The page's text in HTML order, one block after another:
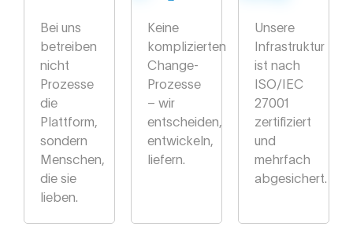
Bei uns
betreiben
nicht
Prozesse
die
Plattform,
sondern
Menschen,
die sie
lieben.
Keine
komplizierten
Change-
Prozesse
– wir
entscheiden,
entwickeln,
liefern.
Unsere
Infrastruktur
ist nach
ISO/IEC
27001
zertifiziert
und
mehrfach
abgesichert.